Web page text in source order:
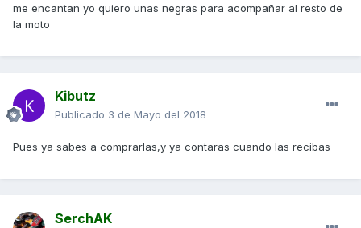
me encantan yo quiero unas negras para acompañar al resto de
la moto
Kibutz
Publicado 3 de Mayo del 2018
Pues ya sabes a comprarlas,y ya contaras cuando las recibas
SerchAK